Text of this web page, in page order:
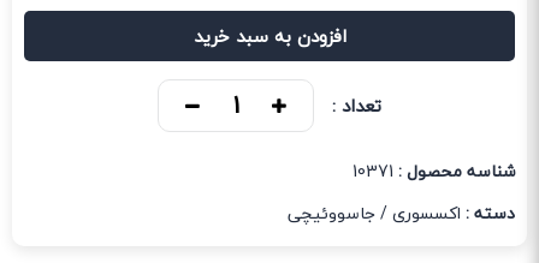
افزودن به سبد خرید
تعداد :
شناسه محصول : 10371
دسته : اکسسوری/جاسووئیچی